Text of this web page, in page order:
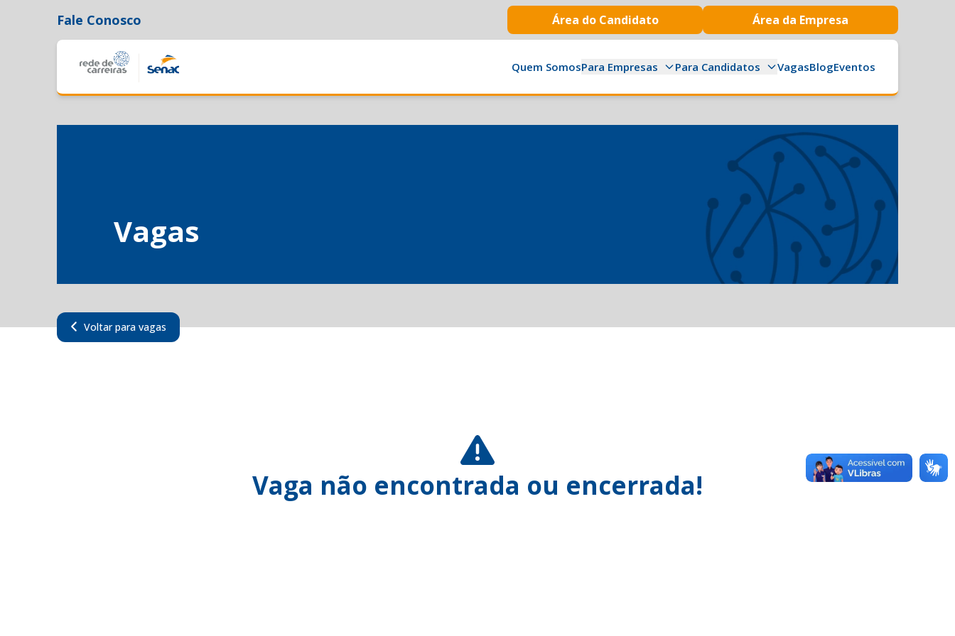
Fale Conosco Área do Candidato Área da Empresa
Quem SomosPara Empresas Para Candidatos VagasBlogEventos
Vagas
Voltar para vagas
Vaga não encontrada ou encerrada!